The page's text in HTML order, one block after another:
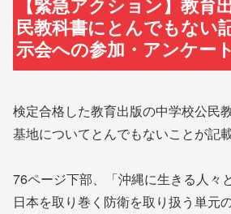
民教科書にとんでもない
示会への参加・アンケー
検定合格した教育出版の中学校公民
基地についてとんでもないことが記
76ページ下部、「沖縄に生きる人々
日本を取り巻く防衛を取り扱う単元